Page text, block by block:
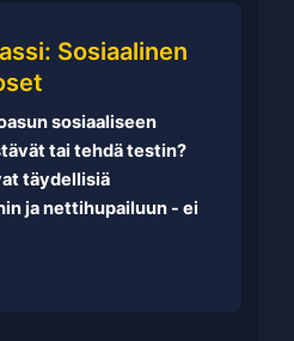
Sosiaalinen
sosiaaliseen
tai tehdä testin?
täydellisiä
ja nettihupailuun - ei